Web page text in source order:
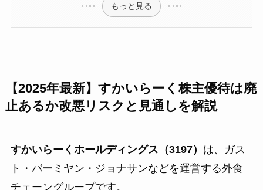
もっと見る
【2025年最新】すかいらーく株主優待は廃
止あるか改悪リスクと見通しを解説
すかいらーくホールディングス（3197） は、ガス
ト・バーミヤン・ジョナサンなどを運営する外食
チェーングループです。